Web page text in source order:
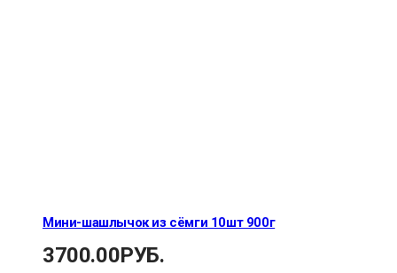
Мини-шашлычок из сёмги 10шт 900г
3700.00РУБ.